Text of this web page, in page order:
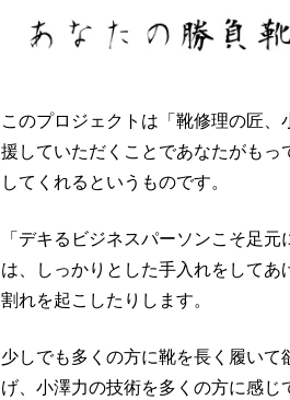
このプロジェクトは「靴修理の匠
援していただくことであなたがも
してくれるというものです。
「デキるビジネスパーソンこそ足
は、しっかりとした手入れをして
割れを起こしたりします。
少しでも多くの方に靴を長く履い
げ、小澤力の技術を多くの方に感じ